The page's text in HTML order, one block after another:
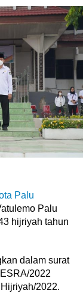
Palu
Palu
hijriyah tahun
dalam surat
2022
2022.